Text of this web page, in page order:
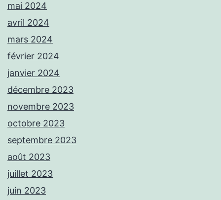
mai 2024
avril 2024
mars 2024
février 2024
janvier 2024
décembre 2023
novembre 2023
octobre 2023
septembre 2023
août 2023
juillet 2023
juin 2023